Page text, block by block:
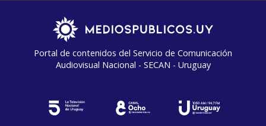
Portal de contenidos del Servicio de Comunicación
Audiovisual Nacional - SECAN - Uruguay